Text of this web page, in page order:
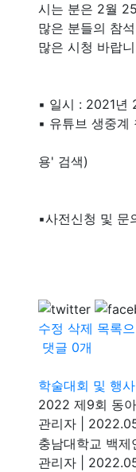
시는 분은 2월
많은 분들의 참
많은 시청 바랍
▪ 일시 : 2021년
▪ 유튜브 생중
용' 검색)
▪사전신청 및
수정 삭제 목록
댓글 0개
학술대회 및 행사
2022 제9회 동
관리자
충남대학교 백
관리자